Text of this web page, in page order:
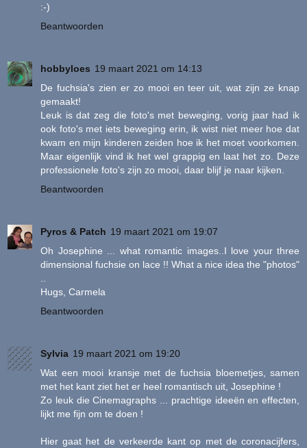
:-)
Beantwoorden
hobbyloes 19 maart 2021 om 14:13
De fuchsia's zien er zo mooi en teer uit, wat zijn ze knap
gemaakt!
Leuk is dat zeg die foto's met beweging, vorig jaar had ik
ook foto's met iets beweging erin, ik wist niet meer hoe dat
kwam en mijn kinderen zeiden hoe ik het moet voorkomen.
Maar eigenlijk vind ik het wel grappig en laat het zo. Deze
professionele foto's zijn zo mooi, daar blijf je naar kijken.
Beantwoorden
Pyros & Patch 19 maart 2021 om 19:07
Oh Josephine ... what romantic images..I love your three
dimensional fuchsie on lace !! What a nice idea the "photos"
Hugs, Carmela
Beantwoorden
Sylvia 19 maart 2021 om 19:20
Wat een mooi kransje met de fuchsia bloemetjes, samen
met het kant ziet het er heel romantisch uit, Josephine !
Zo leuk die Cinemagraphs ... prachtige ideeën en effecten,
lijkt me fijn om te doen !
Hier gaat het de verkeerde kant op met de coronacijfers,